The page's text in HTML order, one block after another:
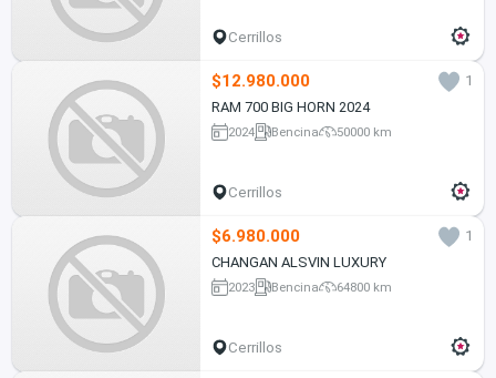
Cerrillos
$12.980.000
1
RAM 700 BIG HORN 2024
2024 Bencina 50000 km
Cerrillos
$6.980.000
1
CHANGAN ALSVIN LUXURY
2023 Bencina 64800 km
Cerrillos